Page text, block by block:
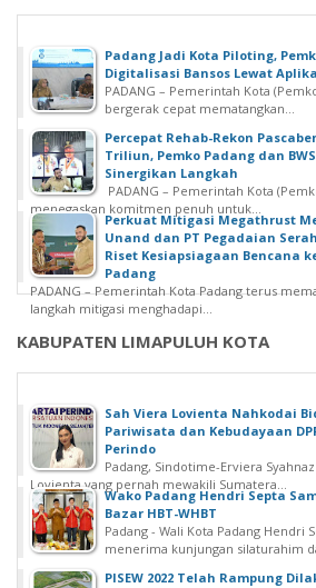
Padang Jadi Kota Piloting,
Digitalisasi Bansos Lewat
PADANG – Pemerintah Kota
bergerak cepat mematangkan...
Percepat Rehab-Rekon
Triliun, Pemko Padang dan
Sinergikan Langkah
PADANG – Pemerintah Kota
menegaskan komitmen penuh untuk...
Perkuat Mitigasi Megathrust
Unand dan PT Pegadaian
Riset Kesiapsiagaan Bencana
Padang
PADANG – Pemerintah Kota Padang terus
langkah mitigasi menghadapi...
KABUPATEN LIMAPULUH KOTA
Sah Viera Lovienta Nahkodai
Pariwisata dan Kebudayaan
Perindo
Padang, Sindotime-Erviera
Lovienta yang pernah mewakili Sumatera...
Wako Padang Hendri Septa
Bazar HBT-WHBT
Padang - Wali Kota Padang Hendri
menerima kunjungan silaturahim
PISEW 2022 Telah Rampung